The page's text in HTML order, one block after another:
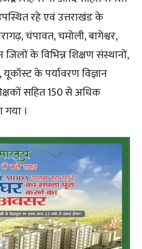
रहे एवं उत्तराखंड के
चंपावत, चमोली, बागेश्वर,
जिलों के विभिन्न शिक्षण संस्थानों,
के पर्यावरण विज्ञान
सहित 150 से अधिक
गया ।